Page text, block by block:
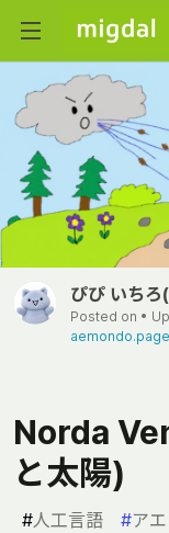
ぴぴ いち
Posted on •
Norda
と太陽)
#人工言語 #ア